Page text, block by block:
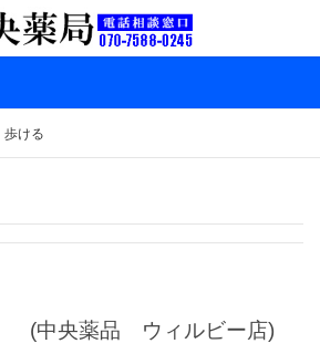
歩ける
。 (中央薬品 ウィルビー店)